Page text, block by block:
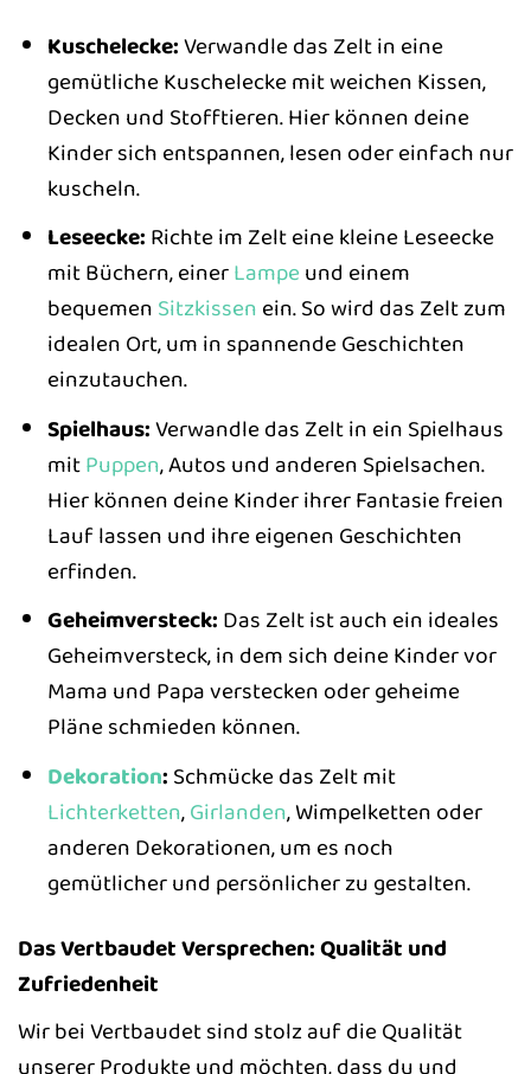
Kuschelecke:Verwandle das Zelt in eine
gemütliche Kuschelecke mit weichen Kissen,
Decken und Stofftieren. Hier können deine
Kinder sich entspannen, lesen oder einfach nur
kuscheln.
Leseecke: Richte im Zelt eine kleine Leseecke
mit Büchern, einerLampe und einem
bequemen Sitzkissen ein. So wird das Zelt zum
idealen Ort, um in spannende Geschichten
einzutauchen.
Spielhaus:Verwandle das Zelt in ein Spielhaus
mitPuppen, Autos und anderen Spielsachen.
Hier können deine Kinder ihrer Fantasie freien
Lauf lassen und ihre eigenen Geschichten
erfinden.
Geheimversteck: Das Zelt ist auch ein ideales
Geheimversteck, in dem sich deine Kinder vor
Mama und Papa verstecken oder geheime
Pläne schmieden können.
Dekoration: Schmücke das Zelt mit
Lichterketten,Girlanden, Wimpelketten oder
anderen Dekorationen, um es noch
gemütlicher und persönlicher zu gestalten.
Das Vertbaudet Versprechen: Qualität und
Zufriedenheit
Wir bei Vertbaudet sind stolz auf die Qualität
unserer Produkte und möchten, dass du und